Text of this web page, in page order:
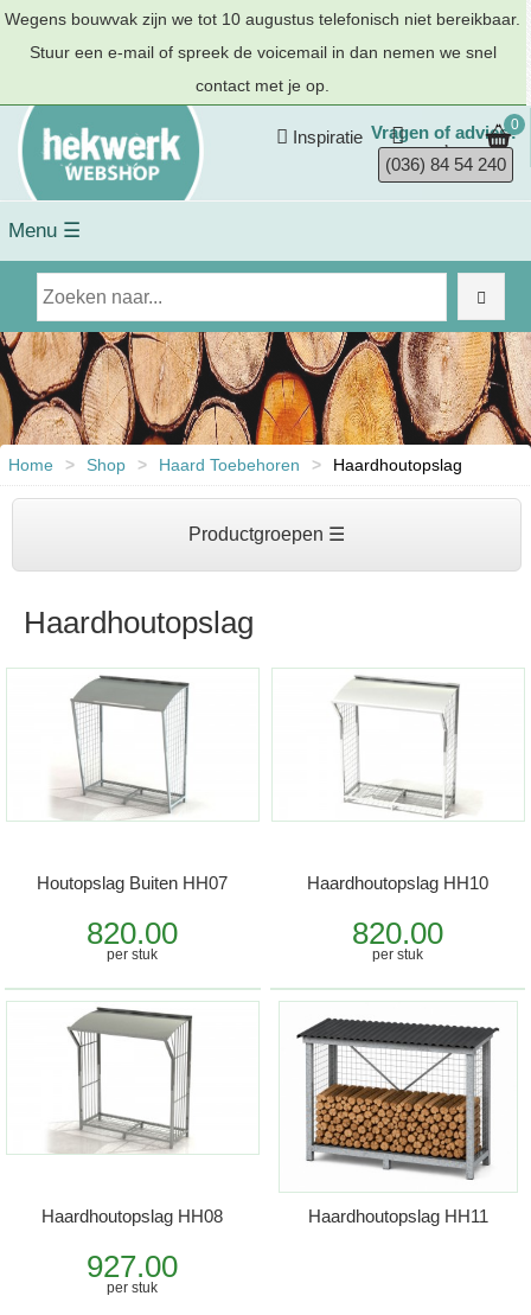
Wegens bouwvak zijn we tot 10 augustus telefonisch niet bereikbaar.
Stuur een e-mail of spreek de voicemail in dan nemen we snel
contact met je op.
Vragen of advies?
(036) 84 54 240
Menu ☰
Inspiratie
0
Home > Shop > Haard Toebehoren > Haardhoutopslag
Productgroepen ☰
Haardhoutopslag
Houtopslag Buiten HH07
820.00
per stuk
Haardhoutopslag HH10
820.00
per stuk
Haardhoutopslag HH08
927.00
per stuk
Haardhoutopslag HH11